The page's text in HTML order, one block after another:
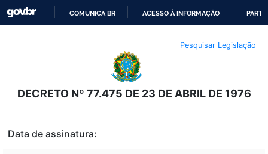
O
CONTEÚDO
COMUNICA BR ACESSO À INFORMAÇÃO
Pesquisar Legislação
DECRETO Nº 77.475 DE 23 DE ABRIL DE 1976
Data de assinatura: